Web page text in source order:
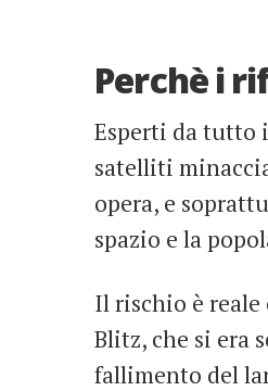
Perchè i
Esperti da tutto
satelliti
opera, e
spazio e la
Il rischio è reale
Blitz, che si era
fallimento del